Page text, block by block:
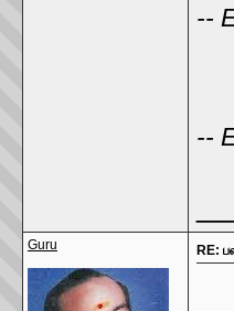
--
--
Guru RE: